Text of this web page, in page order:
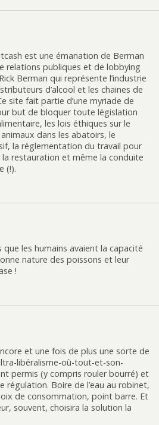
est une émanation de Berman
relations publiques et de lobbying
Berman qui représente l’industrie
d’alcool et les chaines de
site fait partie d’une myriade de
but de bloquer toute législation
les lois éthiques sur le
dans les abatoirs, le
la réglementation du travail pour
la restauration et même la conduite
(!).
que les humains avaient la capacité
nature des poissons et leur
!
et une fois de plus une sorte de
libéralisme-où-tout-et-son-
permis (y compris rouler bourré) et
régulation. Boire de l’eau au robinet,
de consommation, point barre. Et
souvent, choisira la solution la